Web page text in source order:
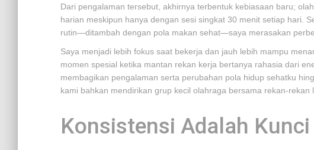
Dari pengalaman tersebut, akhirnya terbentuk kebiasaan baru;
harian meskipun hanya dengan sesi singkat 30 menit setiap hari.
rutin—ditambah dengan pola makan sehat—saya merasakan
Saya menjadi lebih fokus saat bekerja dan jauh lebih mampu
momen spesial ketika mantan rekan kerja bertanya rahasia dari
membagikan pengalaman serta perubahan pola hidup sehatku
kami bahkan mendirikan grup kecil olahraga bersama rekan-rekan
Konsistensi Adalah Kunci